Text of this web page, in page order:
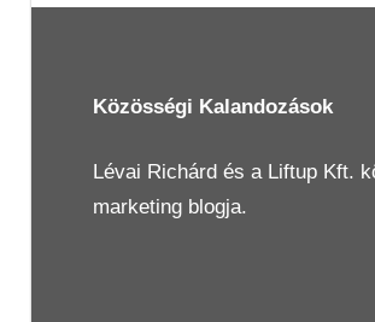
Közösségi Kalandozások
Lévai Richárd és a Liftup Kft.
marketing blogja.